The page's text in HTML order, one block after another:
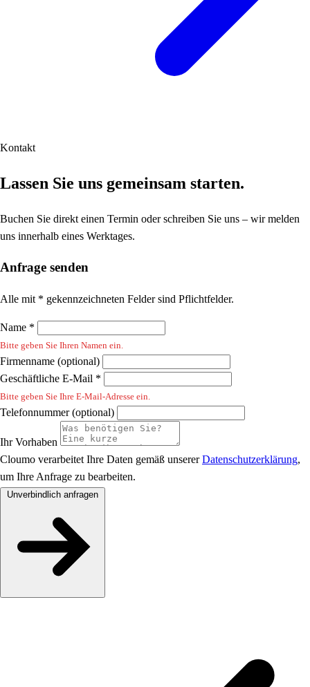
Kontakt
Lassen Sie uns gemeinsam starten.
Buchen Sie direkt einen Termin oder schreiben Sie uns – wir melden
uns innerhalb eines Werktages.
Anfrage senden
Alle mit * gekennzeichneten Felder sind Pflichtfelder.
Name *
Bitte geben Sie Ihren Namen ein.
Firmenname (optional)
Geschäftliche E-Mail *
Bitte geben Sie Ihre E-Mail-Adresse ein.
Telefonnummer (optional)
Ihr Vorhaben
Cloumo verarbeitet Ihre Daten gemäß unsererDatenschutzerklärung,
um Ihre Anfrage zu bearbeiten.